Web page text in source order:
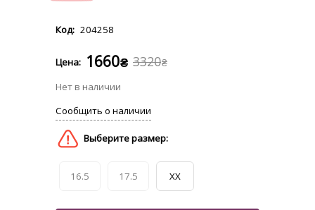
204258
3320₴
1660₴
16.5 17.5 XX